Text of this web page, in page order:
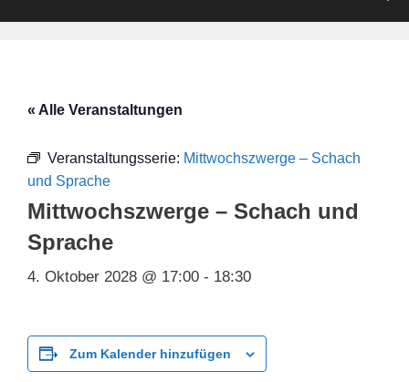
« Alle Veranstaltungen
Veranstaltungsserie: Mittwochszwerge – Schach
und Sprache
Mittwochszwerge – Schach und
Sprache
4. Oktober 2028 @ 17:00 - 18:30
Zum Kalender hinzufügen